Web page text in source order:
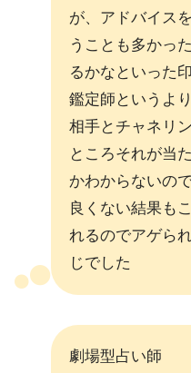
が、アドバイス
うことも多かっ
るかなといった
鑑定師というよ
相手とチャネリ
ところそれが当
かわからないの
良くない結果も
れるのでアゲら
じでした
劇場型占い師